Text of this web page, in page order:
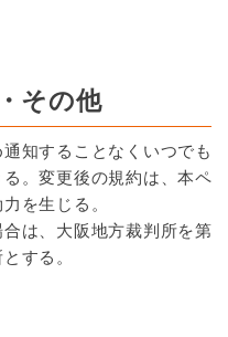
その他
知することなくいつでも
。変更後の規約は、本ペ
を生じる。
は、大阪地方裁判所を第
する。